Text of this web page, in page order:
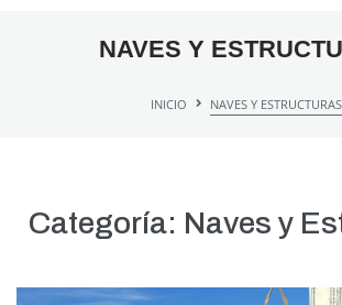
NAVES Y
INICIO NAVES Y ESTRUCTURAS
Categoría: Naves y